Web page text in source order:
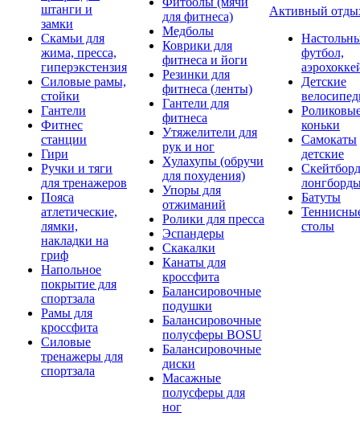
штанги и
замки
Скамьи для
жима, пресса,
гиперэкстензия
Силовые рамы,
стойки
Гантели
Фитнес
станции
Гири
Ручки и тяги
для тренажеров
Пояса
атлетические,
лямки,
накладки на
гриф
Напольное
покрытие для
спортзала
Рамы для
кроссфита
Силовые
тренажеры для
спортзала
для фитнеса)
Медболы
Коврики для
фитнеса и йоги
Резинки для
фитнеса (ленты)
Гантели для
фитнеса
Утяжелители для
рук и ног
Хулахупы (обручи
для похудения)
Упоры для
отжиманий
Ролики для пресса
Эспандеры
Скакалки
Канаты для
кроссфита
Балансировочные
подушки
Балансировочные
полусферы BOSU
Балансировочные
диски
Масажные
полусферы для
ног
Активный
футбол,
Детские
коньки
Самокаты
детские
Батуты
столы